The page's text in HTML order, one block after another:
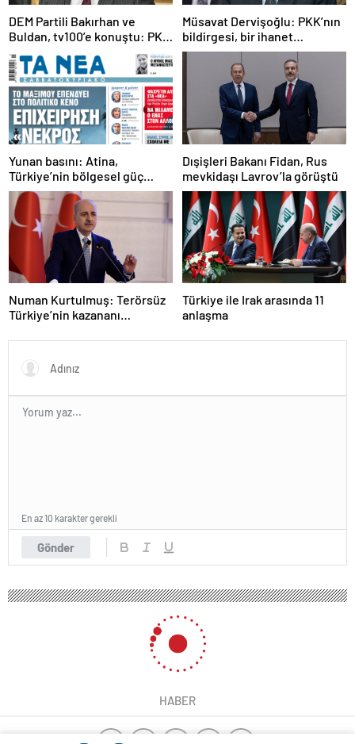
DEM Partili Bakırhan ve
Buldan, tv100’e konuştu: PKK
ne zaman kendini feshedecek
Müsavat Dervişoğlu: PKK’nın
bildirgesi, bir ihanet
açıklamasıdır
Yunan basını: Atina,
Türkiye’nin bölgesel güç
olmasını durduramadı
Dışişleri Bakanı Fidan, Rus
mevkidaşı Lavrov’la görüştü
Numan Kurtulmuş: Terörsüz
Türkiye’nin kazananı
Türkiye ile Irak arasında 11
anlaşma
Gönder
En az 10 karakter gerekli
HABER